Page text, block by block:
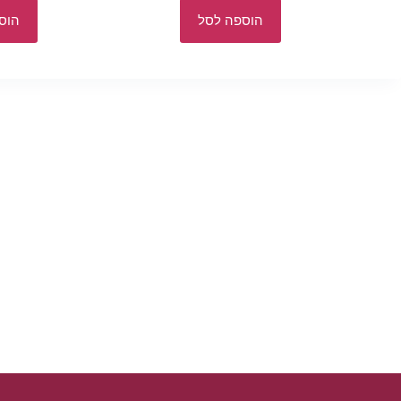
הוספה לסל